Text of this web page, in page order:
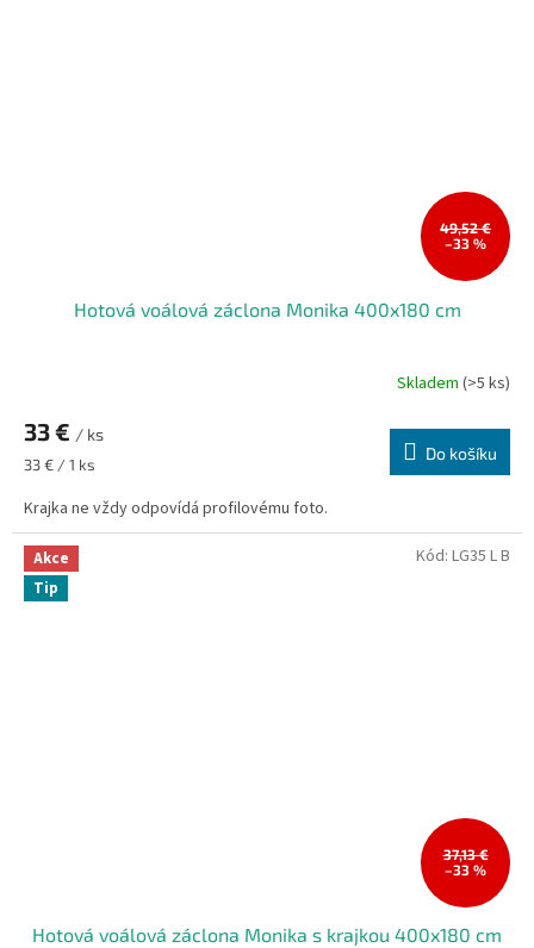
49,52 €
–33 %
Hotová voálová záclona Monika 400x180 cm
Skladem (>5 ks)
33 € / ks
Měrná
33 € / 1 ks
Do košíku
Krajka ne vždy odpovídá profilovému foto.
Akce
Tip
37,13 €
–33 %
Hotová voálová záclona Monika s krajkou 400x180 cm
Kód: LG35 L B